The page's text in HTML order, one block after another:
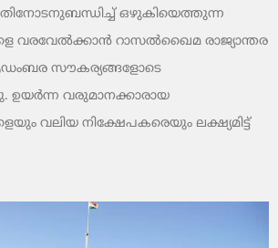
ഒഴുകിയെത്തുന്ന
വരവേൽക്കാൻ റാസൽഖൈമ രാജ്യാന്തര
സൗകര്യങ്ങളോടെ
ഉയർന്ന വരുമാനക്കാരായ
വലിയ നിക്ഷേപകരെയും ലക്ഷ്യമിട്ട്